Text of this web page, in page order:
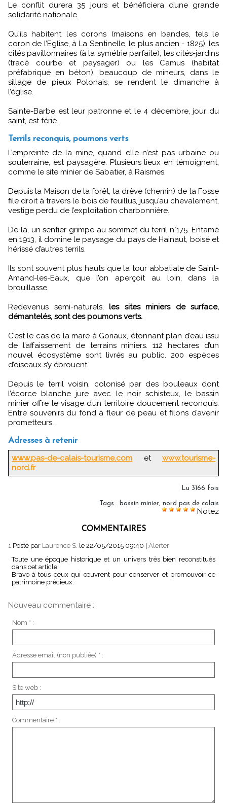
Le conflit durera 35 jours et bénéficiera d’une grande
solidarité nationale.
Qu’ils habitent les corons (maisons en bandes, tels le
coron de l’Eglise, à La Sentinelle, le plus ancien - 1825), les
cités pavillonnaires (à la symétrie parfaite), les cités-jardins
(tracé courbe et paysager) ou les Camus (habitat
préfabriqué en béton), beaucoup de mineurs, dans le
sillage de pieux Polonais, se rendent le dimanche à
l’église.
Sainte-Barbe est leur patronne et le 4 décembre, jour du
saint, est férié.
Terrils reconquis, poumons verts
L’empreinte de la mine, quand elle n’est pas urbaine ou
souterraine, est paysagère. Plusieurs lieux en témoignent,
comme le site minier de Sabatier, à Raismes.
Depuis la Maison de la forêt, la drève (chemin) de la Fosse
file droit à travers le bois de feuillus, jusqu’au chevalement,
vestige perdu de l’exploitation charbonnière.
De là, un sentier grimpe au sommet du terril n°175. Entamé
en 1913, il domine le paysage du pays de Hainaut, boisé et
hérissé d’autres terrils.
Ils sont souvent plus hauts que la tour abbatiale de Saint-
Amand-les-Eaux, que l’on aperçoit au loin, dans la
brouillasse.
Redevenus semi-naturels, les sites miniers de surface,
démantelés, sont des poumons verts.
C’est le cas de la mare à Goriaux, étonnant plan d’eau issu
de l’affaissement de terrains miniers. 112 hectares d’un
nouvel écosystème sont livrés au public. 200 espèces
d’oiseaux s’y ébrouent.
Depuis le terril voisin, colonisé par des bouleaux dont
l’écorce blanche jure avec le noir schisteux, le bassin
minier offre le visage d’un territoire doucement reconquis.
Entre souvenirs du fond à fleur de peau et filons d’avenir
prometteurs.
Adresses à retenir
www.pas-de-calais-tourisme.com et www.tourisme-
nord.fr
Lu 3166 fois
Tags : bassin minier, nord pas de calais
Notez
COMMENTAIRES
1.Posté par Laurence S. le 22/05/2015 09:40
Alerter
Toute une époque historique et un univers très bien reconstitués
dans cet article!
Bravo à tous ceux qui œuvrent pour conserver et promouvoir ce
patrimoine précieux.
Nouveau commentaire :
Nom * :
Adresse email (non publiée) * :
Site web :
Commentaire * :